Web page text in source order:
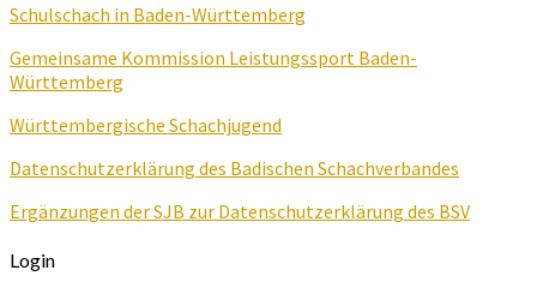
Schulschach in Baden-Württemberg
Gemeinsame Kommission Leistungssport Baden-
Württemberg
Württembergische Schachjugend
Datenschutzerklärung des Badischen Schachverbandes
Ergänzungen der SJB zur Datenschutzerklärung des BSV
Login